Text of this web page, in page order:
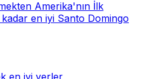
Amerika'nın İlk
en iyi Santo Domingo